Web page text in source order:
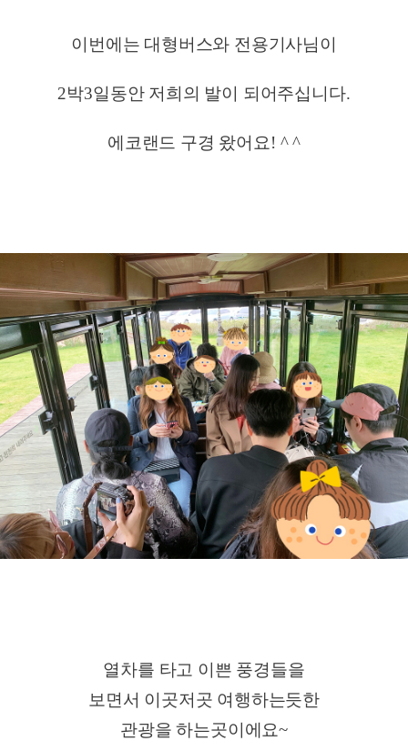
이번에는 대형버스와 전용기사님이
2박3일동안 저희의 발이 되어주십니다.
에코랜드 구경 왔어요! ^ ^
열차를 타고 이쁜 풍경들을
보면서 이곳저곳 여행하는듯한
관광을 하는곳이에요~